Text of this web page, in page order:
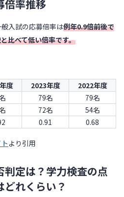
倍率推移
入試の応募倍率は例年0.9倍前後で
比べて低い倍率です。
度 2023年度
2022年度
79名
79名
72名
54名
0.91 0.68
より引用
定は？学力検査の点
れくらい？